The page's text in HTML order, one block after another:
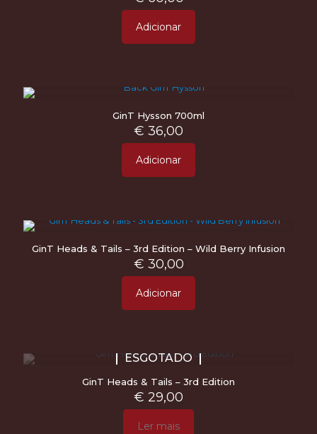
Adicionar
GinT Hysson 700ml
€ 36,00
Adicionar
GinT Heads & Tails – 3rd Edition – Wild Berry Infusion
€ 30,00
Adicionar
ESGOTADO
GinT Heads & Tails – 3rd Edition
€ 29,00
Ler mais